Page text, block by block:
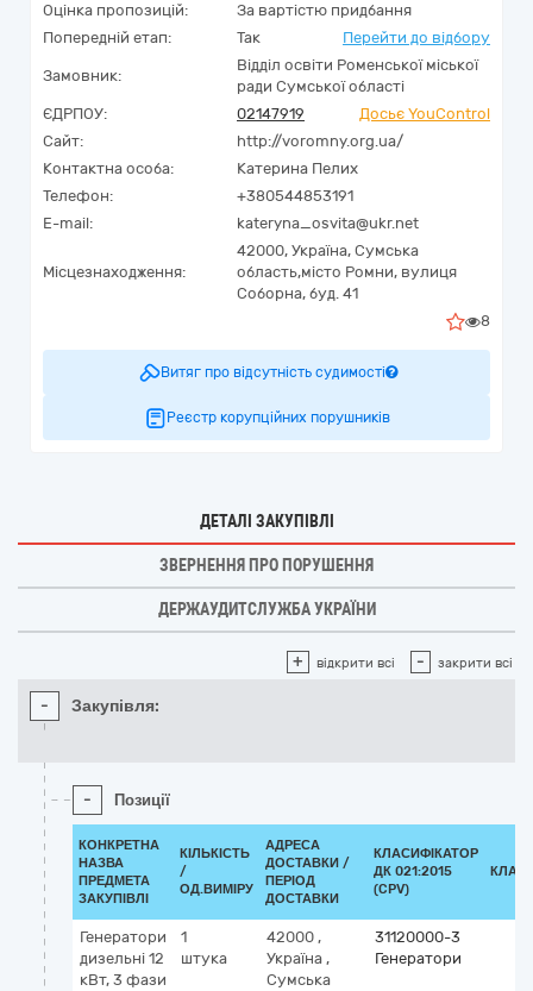
Оцінка пропозицій:
За вартістю придбання
Попередній етап:
Так Перейти до відбору
Замовник:
Відділ освіти Роменської міської
ради Сумської області
ЄДРПОУ:
02147919
Досьє YouControl
Сайт:
http://voromny.org.ua/
Контактна особа:
Катерина Пелих
Телефон:
+380544853191
E-mail:
kateryna_osvita@ukr.net
Місцезнаходження:
42000, Україна, Сумська
область,місто Ромни, вулиця
Соборна, буд. 41
8
Витяг про відсутність судимості
Реєстр корупційних порушників
ДЕТАЛІ ЗАКУПІВЛІ
ЗВЕРНЕННЯ ПРО ПОРУШЕННЯ
ДЕРЖАУДИТСЛУЖБА УКРАЇНИ
+ відкрити всі - закрити всі
- Закупівля:
- Позиції
КОНКРЕТНА
НАЗВА
ПРЕДМЕТА
ЗАКУПІВЛІ
КІЛЬКІСТЬ
/
ОД.ВИМІРУ
АДРЕСА
ДОСТАВКИ /
ПЕРІОД
ДОСТАВКИ
КЛАСИФІКАТОР
ДК 021:2015
(CPV)
Генератори
дизельні 12
кВт, 3 фази
1
штука
42000 ,
Україна ,
Сумська
31120000-3
Генератори